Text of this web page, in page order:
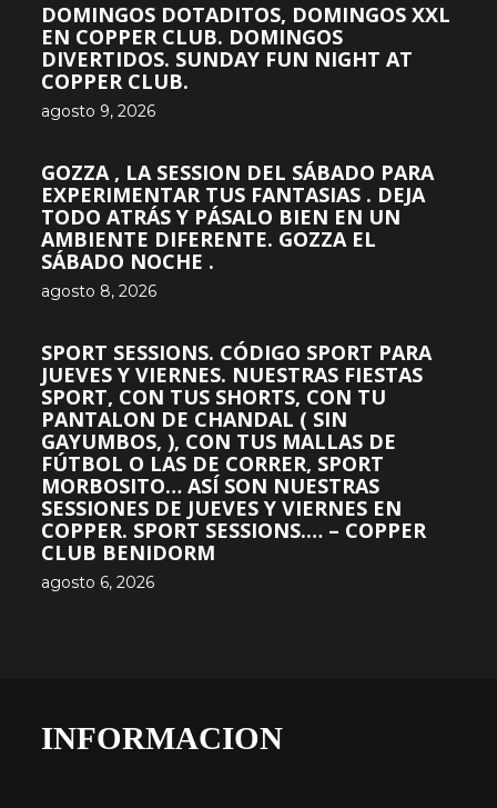
DOMINGOS DOTADITOS, DOMINGOS XXL
EN COPPER CLUB. DOMINGOS
DIVERTIDOS. SUNDAY FUN NIGHT AT
COPPER CLUB.
agosto 9, 2026
GOZZA , LA SESSION DEL SÁBADO PARA
EXPERIMENTAR TUS FANTASIAS . DEJA
TODO ATRÁS Y PÁSALO BIEN EN UN
AMBIENTE DIFERENTE. GOZZA EL
SÁBADO NOCHE .
agosto 8, 2026
SPORT SESSIONS. CÓDIGO SPORT PARA
JUEVES Y VIERNES. NUESTRAS FIESTAS
SPORT, CON TUS SHORTS, CON TU
PANTALON DE CHANDAL ( SIN
GAYUMBOS, ), CON TUS MALLAS DE
FÚTBOL O LAS DE CORRER, SPORT
MORBOSITO… ASÍ SON NUESTRAS
SESSIONES DE JUEVES Y VIERNES EN
COPPER. SPORT SESSIONS.… – COPPER
CLUB BENIDORM
agosto 6, 2026
INFORMACION